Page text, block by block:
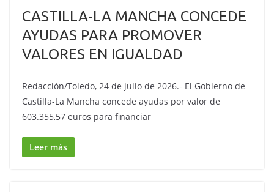
CASTILLA-LA MANCHA CONCEDE
AYUDAS PARA PROMOVER
VALORES EN IGUALDAD
Redacción/Toledo, 24 de julio de 2026.- El Gobierno de
Castilla-La Mancha concede ayudas por valor de
603.355,57 euros para financiar
Leer más